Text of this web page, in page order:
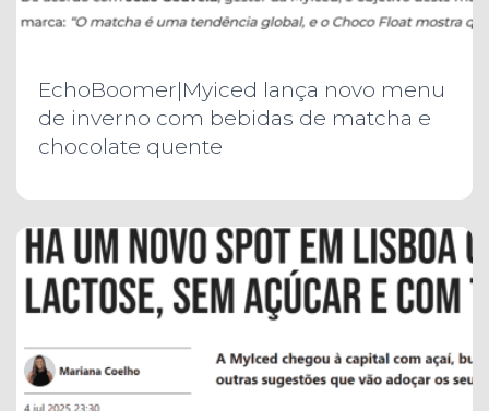
EchoBoomer|Myiced lança novo menu
de inverno com bebidas de matcha e
chocolate quente